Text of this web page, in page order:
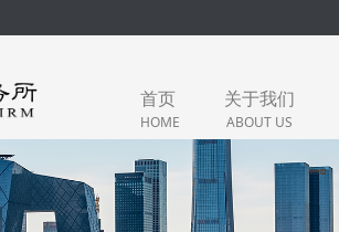
首页
HOME
关于我们
ABOUT US